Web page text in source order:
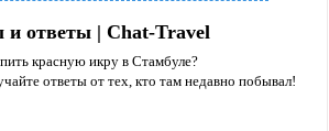
ответы | Chat-Travel
красную икру в Стамбуле?
ответы от тех, кто там недавно побывал!